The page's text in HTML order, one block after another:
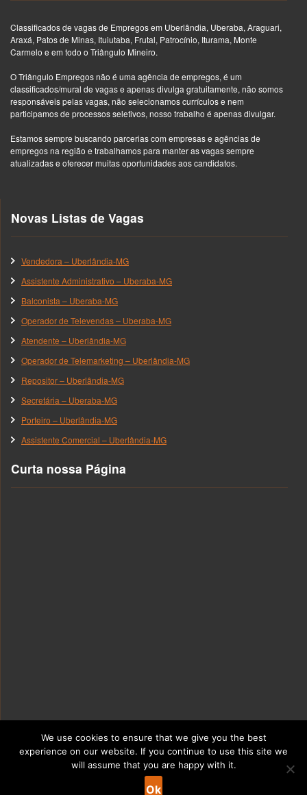
Classificados de vagas de Empregos em Uberlândia, Uberaba, Araguari,
Araxá, Patos de Minas, Ituiutaba, Frutal, Patrocínio, Iturama, Monte
Carmelo e em todo o Triângulo Mineiro.
O Triângulo Empregos não é uma agência de empregos, é um
classificados/mural de vagas e apenas divulga gratuitamente, não somos
responsáveis pelas vagas, não selecionamos currículos e nem
participamos de processos seletivos, nosso trabalho é apenas divulgar.
Estamos sempre buscando parcerias com empresas e agências de
empregos na região e trabalhamos para manter as vagas sempre
atualizadas e oferecer muitas oportunidades aos candidatos.
Novas Listas de Vagas
Vendedora – Uberlândia-MG
Assistente Administrativo – Uberaba-MG
Balconista – Uberaba-MG
Operador de Televendas – Uberaba-MG
Atendente – Uberlândia-MG
Operador de Telemarketing – Uberlândia-MG
Repositor – Uberlândia-MG
Secretária – Uberaba-MG
Porteiro – Uberlândia-MG
Assistente Comercial – Uberlândia-MG
Curta nossa Página
We use cookies to ensure that we give you the best
experience on our website. If you continue to use this site we
will assume that you are happy with it.
Ok